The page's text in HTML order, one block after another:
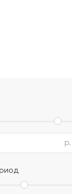
в
из
р.